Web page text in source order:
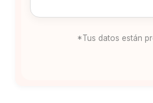
*Tus datos están